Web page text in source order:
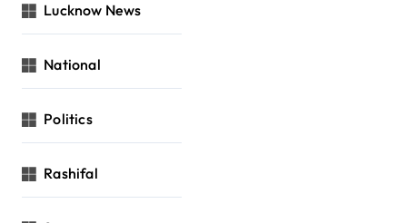
Lucknow News
National
Politics
Rashifal